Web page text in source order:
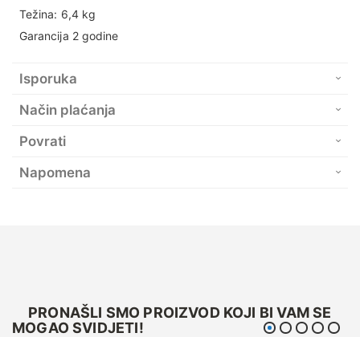
Težina: 6,4 kg
Garancija 2 godine
Isporuka
Način plaćanja
Povrati
Napomena
PRONAŠLI SMO PROIZVOD KOJI BI VAM SE
MOGAO SVIDJETI!